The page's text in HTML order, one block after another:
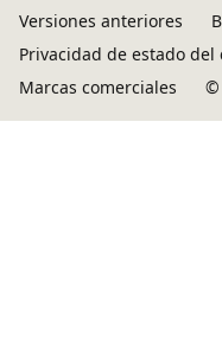
Versiones anteriores
Privacidad de estado
Marcas comerciales
©